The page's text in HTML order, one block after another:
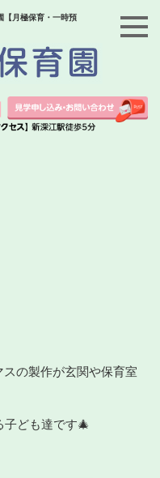
【月極保育・一時預
の製作が玄関や保育室
子ども達です🎄